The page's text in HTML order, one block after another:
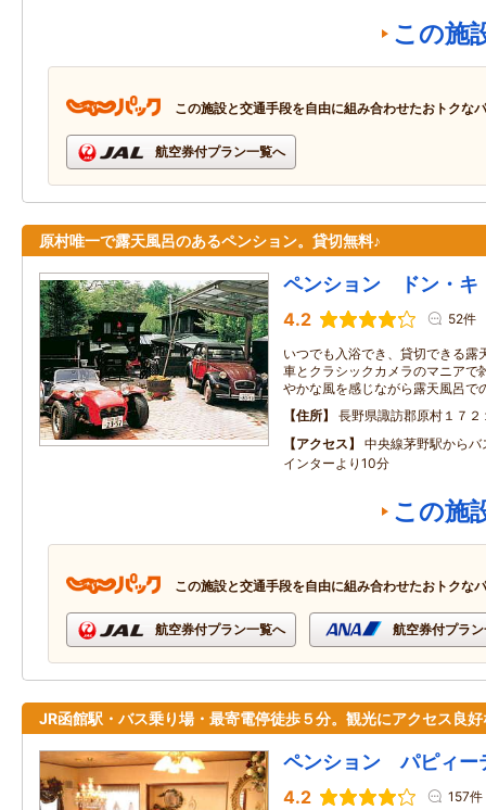
この施
この施設と交通手段を自由に組み合わせたおトクな
航空券付プラン一覧へ
原村唯一で露天風呂のあるペンション。貸切無料♪
ペンション ドン・キ
4.2 52件
いつでも入浴でき、貸切できる露
車とクラシックカメラのマニアで
やかな風を感じながら露天風呂で
住所
長野県諏訪郡原村１７
アクセス
中央線茅野駅から
インターより10分
この施
この施設と交通手段を自由に組み合わせたおトクな
航空券付プラン一覧へ 航空券付プラ
JR函館駅・バス乗り場・最寄電停徒歩５分。観光にアクセス良
ペンション パピィー
4.2 157件